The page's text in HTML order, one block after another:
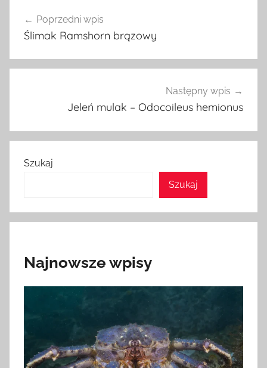
wpisu
Poprzedni wpis
Ślimak Ramshorn brązowy
Następny wpis
Jeleń mulak – Odocoileus hemionus
Szukaj
Szukaj
Najnowsze wpisy